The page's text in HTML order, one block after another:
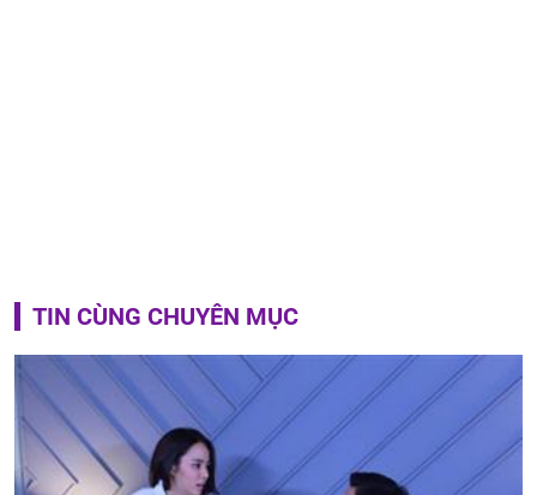
TIN CÙNG CHUYÊN MỤC